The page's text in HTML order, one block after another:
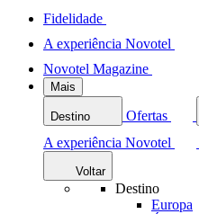
Fidelidade
A experiência Novotel
Novotel Magazine
Mais
Destino Ofertas
A experiência Novotel
Voltar
Destino
Europa